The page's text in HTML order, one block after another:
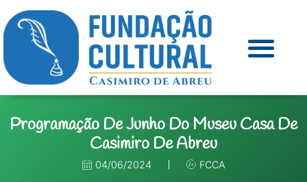
Programação De Junho Do Museu Casa De
Casimiro De Abreu
04/06/2024 FCCA